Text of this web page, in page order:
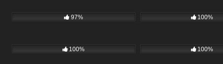
97% 100%
100% 100%